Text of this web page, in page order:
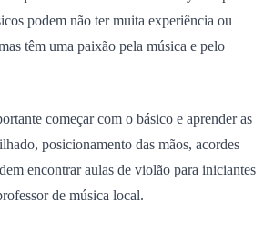
podem não ter muita experiência ou
têm uma paixão pela música e pelo
começar com o básico e aprender as
posicionamento das mãos, acordes
encontrar aulas de violão para iniciantes
de música local.